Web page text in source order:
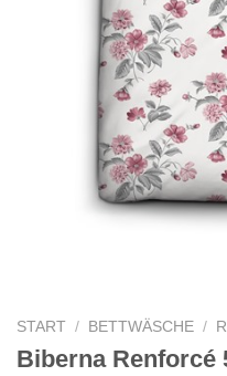
START / BETTWÄSCHE /
Biberna Renforcé